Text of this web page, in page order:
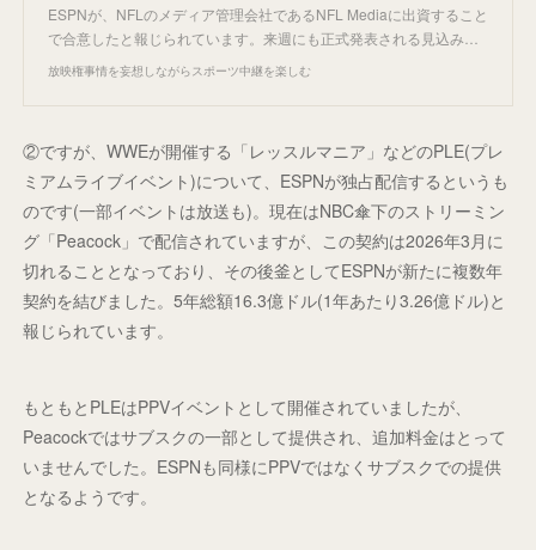
ESPNが、NFLのメディア管理会社であるNFL Mediaに出資すること
で合意したと報じられています。来週にも正式発表される見込み…
放映権事情を妄想しながらスポーツ中継を楽しむ
②ですが、WWEが開催する「レッスルマニア」などのPLE(プレ
ミアムライブイベント)について、ESPNが独占配信するというも
のです(一部イベントは放送も)。現在はNBC傘下のストリーミン
グ「Peacock」で配信されていますが、この契約は2026年3月に
切れることとなっており、その後釜としてESPNが新たに複数年
契約を結びました。5年総額16.3億ドル(1年あたり3.26億ドル)と
報じられています。
もともとPLEはPPVイベントとして開催されていましたが、
Peacockではサブスクの一部として提供され、追加料金はとって
いませんでした。ESPNも同様にPPVではなくサブスクでの提供
となるようです。